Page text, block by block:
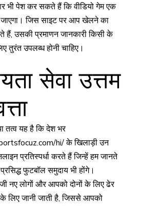
भी पेश कर सकते हैं कि वीडियो गेम एक
जिस साइट पर आप खेलने का
हैं, उसकी प्रमाणन जानकारी किसी के
तुरंत उपलब्ध होनी चाहिए।
सेवा उत्तम
तत्व यह है कि देश भर
hi/के खिलाड़ी उन
प्रतिस्पर्धा करते हैं जिन्हें हम जानते
फुटबॉल समुदाय भी होंगे।
नए लोगों और आपको दोनों के लिए ढेर
लिए जानी जाती है, जिससे आपको